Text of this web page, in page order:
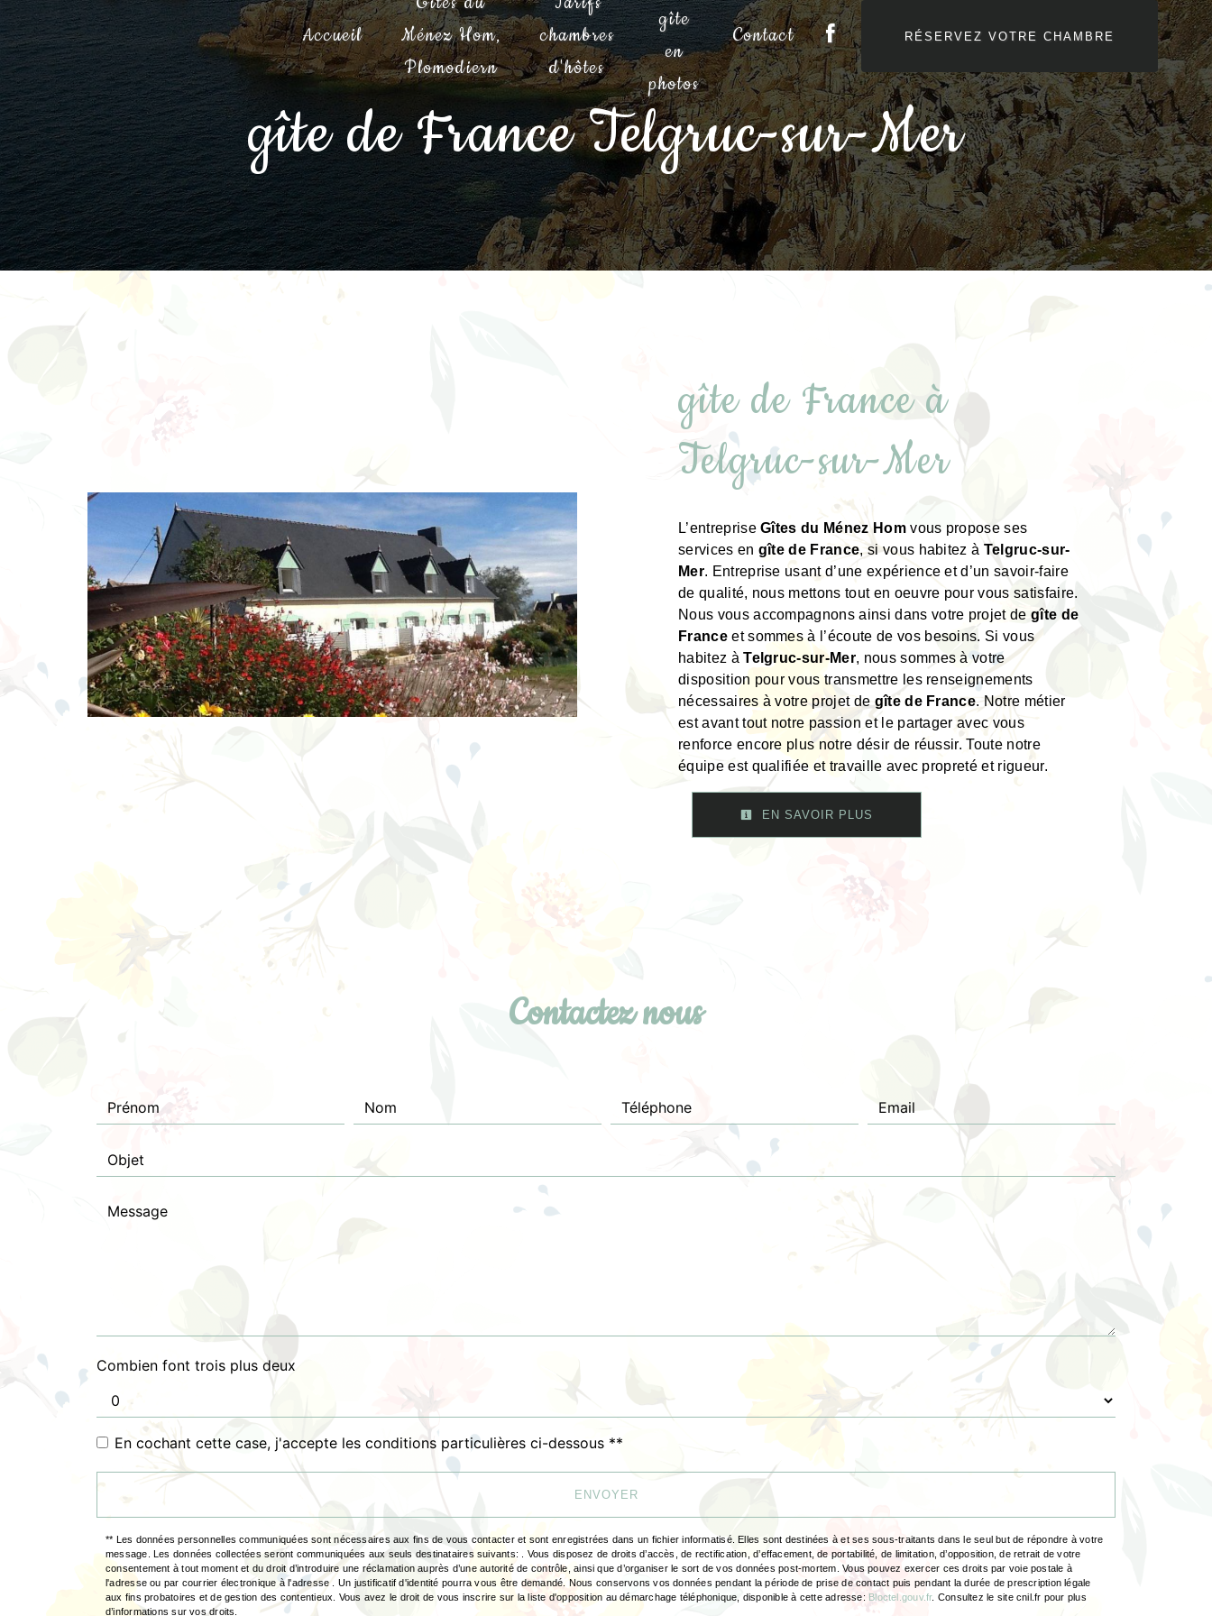
Accueil
Ménez Hom,
Plomodiern
chambres
d'hôtes
gîte
en
photos
Contact RÉSERVEZ VOTRE CHAMBRE
gîte de France Telgruc-sur-Mer
gîte de France à
Telgruc-sur-Mer
L’entrepriseGîtes du Ménez Homvous propose ses
services en gîte de France, si vous habitez à Telgruc-sur-
Mer. Entreprise usant d’une expérience et d’un savoir-faire
de qualité, nous mettons tout en oeuvre pour vous satisfaire.
Nous vous accompagnons ainsi dans votre projet degîte de
Franceet sommes à l’écoute de vos besoins. Si vous
habitez àTelgruc-sur-Mer, nous sommes à votre
disposition pour vous transmettre les renseignements
nécessaires à votre projet de gîte de France. Notre métier
est avant tout notre passion et le partager avec vous
renforce encore plus notre désir de réussir. Toute notre
équipe est qualifiée et travaille avec propreté et rigueur.
EN SAVOIR PLUS
Contactez nous
Combien font trois plus deux
En cochant cette case, j'accepte les conditions particulières ci-dessous **
ENVOYER
** Les données personnelles communiquées sont nécessaires aux fins de vous contacter et sont enregistrées dans un fichier informatisé. Elles sont destinées à et ses sous-traitants dans le seul but de répondre à votre
message. Les données collectées seront communiquées aux seuls destinataires suivants: . Vous disposez de droits d’accès, de rectification, d’effacement, de portabilité, de limitation, d’opposition, de retrait de votre
consentement à tout moment et du droit d’introduire une réclamation auprès d’une autorité de contrôle, ainsi que d’organiser le sort de vos données post-mortem. Vous pouvez exercer ces droits par voie postale à
l'adresse ou par courrier électronique à l'adresse . Un justificatif d'identité pourra vous être demandé. Nous conservons vos données pendant la période de prise de contact puis pendant la durée de prescription légale
aux fins probatoires et de gestion des contentieux. Vous avez le droit de vous inscrire sur la liste d'opposition au démarchage téléphonique, disponible à cette adresse: Bloctel.gouv.fr. Consultez le site cnil.fr pour plus
d’informations sur vos droits.
Panneau de gestion des cookies